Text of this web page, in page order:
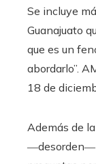
Se incluye
Guanajuato
que es un
abordarlo”.
18 de
Además de
―desorden―